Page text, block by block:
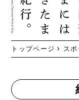
トップページ スポ